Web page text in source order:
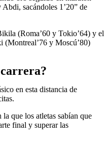
sacándoles 1’20” de
(Roma’60 y Tokio’64) y el
(Montreal’76 y Moscú’80)
en esta distancia de
la que los atletas sabían que
final y superar las